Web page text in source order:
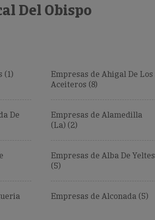
Del Obispo
(1)
Empresas de Ahigal De Los
Aceiteros (8)
De
Empresas de Alamedilla
(La) (2)
Empresas de Alba De Yeltes
(5)
Empresas de Alconada (5)